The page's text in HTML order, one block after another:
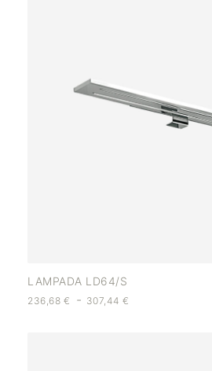
LAMPADA LD64/S
236,68 € - 307,44€